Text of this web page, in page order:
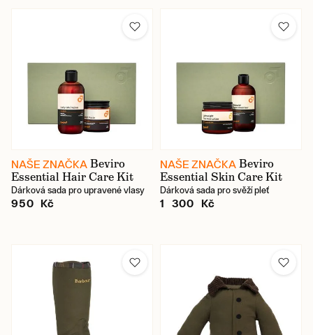
Velikost košil Charles Tyrwhitt
Velikost bot
Cena
Karlín / prodejna
Jindřišská / prodejna
Skladem
NAŠE ZNAČKA Beviro
Essential Hair Care Kit
Dárková sada pro upravené vlasy
950 Kč
NAŠE ZNAČKA Beviro
Essential Skin Care Kit
Dárková sada pro svěží pleť
1 300 Kč